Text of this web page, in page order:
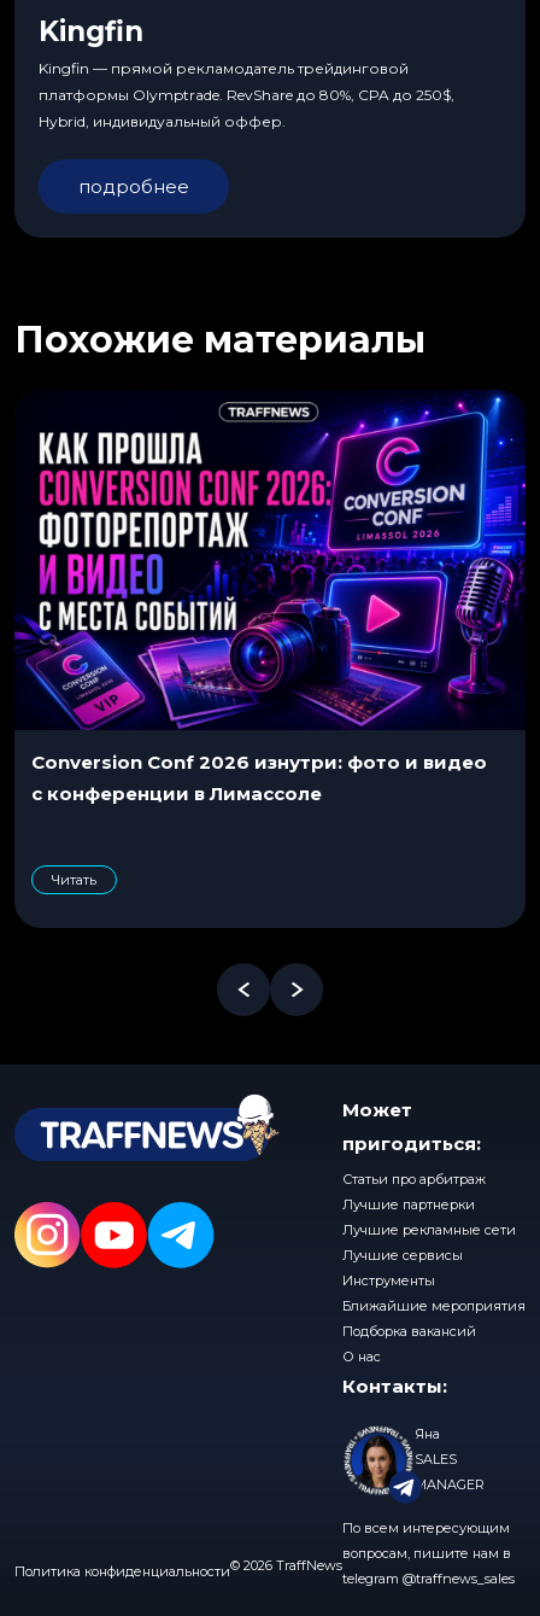
Kingfin
Kingfin — прямой рекламодатель трейдинговой
платформы Olymptrade. RevShare до 80%, CPA до 250$,
Hybrid, индивидуальный оффер.
подробнее
Похожие материалы
Conversion Conf 2026 изнутри: фото и видео
с конференции в Лимассоле
Читать
Политика конфиденциальности© 2026 TraffNews
Может
пригодиться:
Статьи про арбитраж
Лучшие партнерки
Лучшие рекламные сети
Лучшие сервисы
Инструменты
Ближайшие мероприятия
Подборка вакансий
О нас
Контакты:
Яна
SALES
MANAGER
По всем интересующим
вопросам, пишите нам в
telegram @traffnews_sales